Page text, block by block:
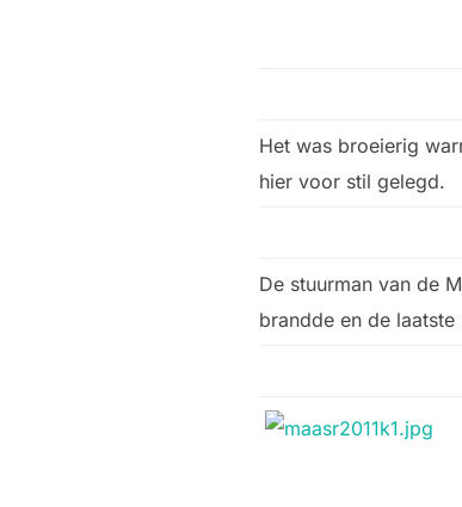
Het was broeierig
hier voor stil gelegd.
De stuurman van de
brandde en de